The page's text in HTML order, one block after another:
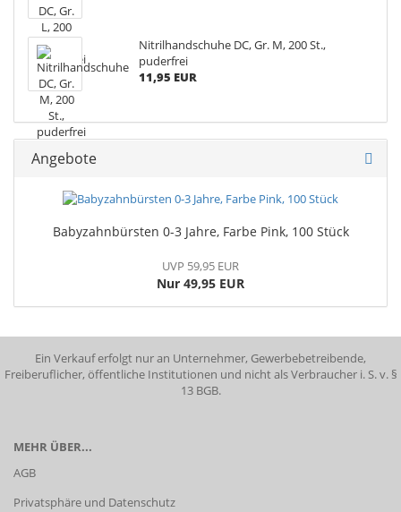
Nitrilhandschuhe DC, Gr. M, 200 St.,
puderfrei
11,95 EUR
Angebote
Babyzahnbürsten 0-3 Jahre, Farbe Pink, 100 Stück
UVP 59,95 EUR
Nur 49,95 EUR
Ein Verkauf erfolgt nur an Unternehmer, Gewerbebetreibende,
Freiberuflicher, öffentliche Institutionen und nicht als Verbraucher i. S. v. §
13 BGB.
MEHR ÜBER...
AGB
Privatsphäre und Datenschutz